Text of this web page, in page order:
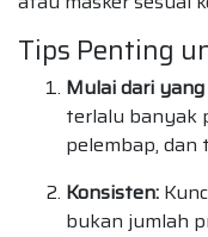
Tips Penting
Mulai dari yang
terlalu banyak
pelembap, dan
Konsisten:
bukan jumlah